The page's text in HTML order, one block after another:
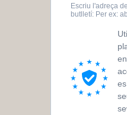
Escriu l'adreça
butlletí: Per ex: